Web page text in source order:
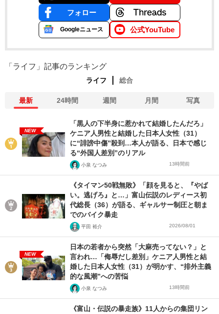
フォロー
Googleニュース 公式YouTube
「ライフ」記事のランキング
ライフ 総合
最新 24時間 週間 月間 写真
NEW
「黒人の下半身に惹かれて結婚したんだろ」
ケニア人男性と結婚した日本人女性（31）
に“誹謗中傷”殺到…本人が語る、日本で感じ
る“外国人差別”のリアル
小泉 なつみ 13時間前
《タイマン50戦無敗》「顔を見ると、『やば
い。逃げろ』と…」富山伝説のレディース初
代総長（36）が語る、ギャルサー制圧と朝ま
でのバイク暴走
平田 裕介 2026/08/01
NEW
日本の若者から突然「大麻売ってない？」と
言われ…「侮辱だし差別」ケニア人男性と結
婚した日本人女性（31）が明かす、“排外主義
的な風潮”への苦悩
小泉 なつみ 13時間前
《富山・伝説の暴走族》11人からの集団リン